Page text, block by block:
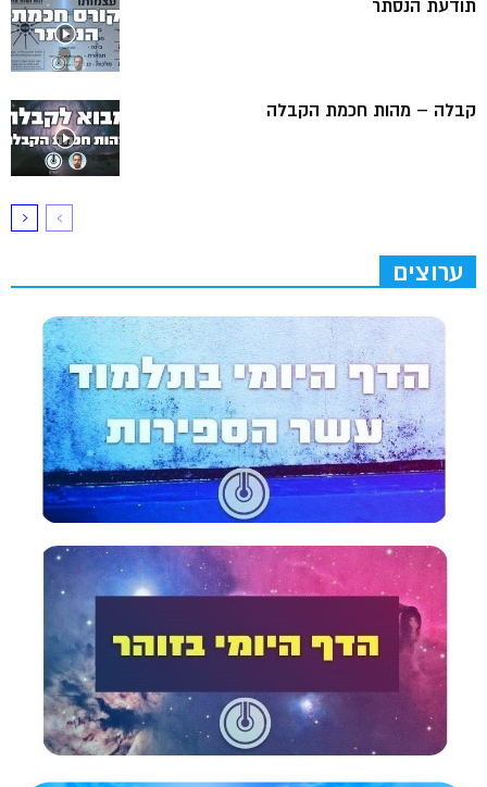
תודעת הנסתר
קבלה – מהות חכמת הקבלה
ערוצים